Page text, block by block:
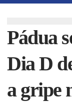
Pádua
Dia D
a gripe